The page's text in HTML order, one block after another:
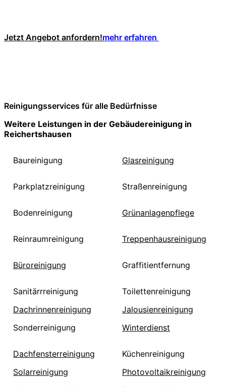
Jetzt Angebot anfordern!mehr erfahren
Reinigungsservices für alle Bedürfnisse
Weitere Leistungen in der Gebäudereinigung in
Reichertshausen
Baureinigung Glasreinigung
Parkplatzreinigung Straßenreinigung
Bodenreinigung Grünanlagenpflege
Reinraumreinigung Treppenhausreinigung
Büroreinigung Graffitientfernung
Sanitärrreinigung
Toilettenreinigung
Dachrinnenreinigung
Jalousienreinigung
Sonderreinigung
Winterdienst
Dachfensterreinigung
Küchenreinigung
Solarreinigung
Photovoltaikreinigung